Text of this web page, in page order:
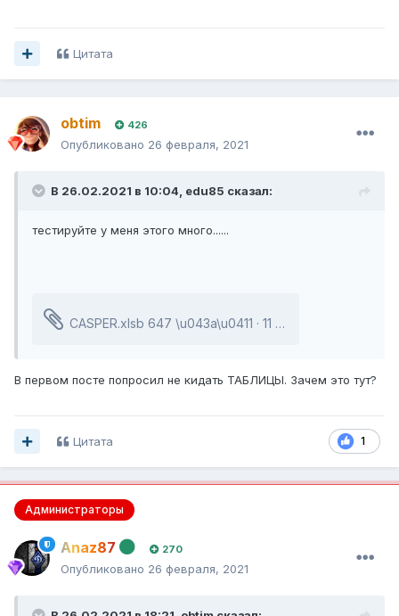
Цитата
obtim 426
Опубликовано 26 февраля, 2021
В 26.02.2021 в 10:04, edu85 сказал:
тестируйте у меня этого много......
CASPER.xlsb 647 \u043a\u0411 · 11 downloads
В первом посте попросил не кидать ТАБЛИЦЫ. Зачем это тут?
1
Цитата
Администраторы
Anaz87 270
Опубликовано 26 февраля, 2021